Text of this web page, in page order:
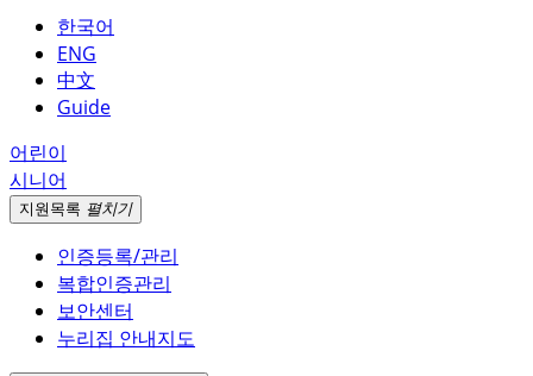
한국어
ENG
中文
Guide
어린이
시니어
지원 목록 펼치기
인증등록/관리
복합인증관리
보안센터
누리집 안내지도